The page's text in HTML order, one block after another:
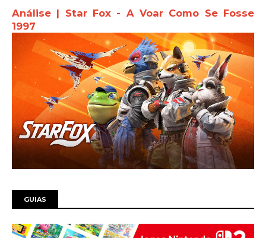
Análise | Star Fox - A Voar Como Se Fosse
1997
GUIAS